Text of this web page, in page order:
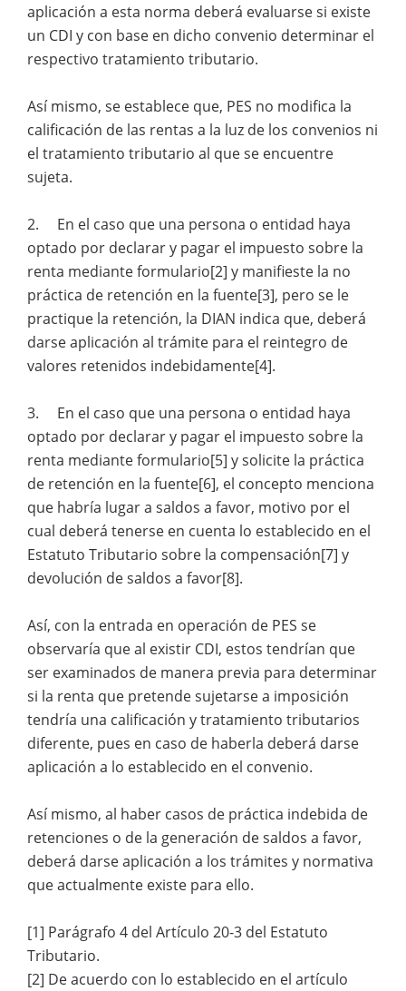
aplicación a esta norma deberá evaluarse si existe
un CDI y con base en dicho convenio determinar el
respectivo tratamiento tributario.
Así mismo, se establece que, PES no modifica la
calificación de las rentas a la luz de los convenios ni
el tratamiento tributario al que se encuentre
sujeta.
2. En el caso que una persona o entidad haya
optado por declarar y pagar el impuesto sobre la
renta mediante formulario[2] y manifieste la no
práctica de retención en la fuente[3], pero se le
practique la retención, la DIAN indica que, deberá
darse aplicación al trámite para el reintegro de
valores retenidos indebidamente[4].
3. En el caso que una persona o entidad haya
optado por declarar y pagar el impuesto sobre la
renta mediante formulario[5] y solicite la práctica
de retención en la fuente[6], el concepto menciona
que habría lugar a saldos a favor, motivo por el
cual deberá tenerse en cuenta lo establecido en el
Estatuto Tributario sobre la compensación[7] y
devolución de saldos a favor[8].
Así, con la entrada en operación de PES se
observaría que al existir CDI, estos tendrían que
ser examinados de manera previa para determinar
si la renta que pretende sujetarse a imposición
tendría una calificación y tratamiento tributarios
diferente, pues en caso de haberla deberá darse
aplicación a lo establecido en el convenio.
Así mismo, al haber casos de práctica indebida de
retenciones o de la generación de saldos a favor,
deberá darse aplicación a los trámites y normativa
que actualmente existe para ello.
[1] Parágrafo 4 del Artículo 20-3 del Estatuto
Tributario.
[2] De acuerdo con lo establecido en el artículo